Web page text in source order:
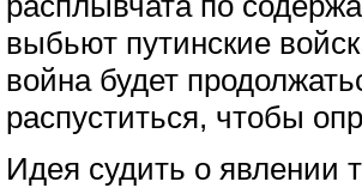
выбьют путинские
война будет
распуститься, чтобы
Идея судить о явлении